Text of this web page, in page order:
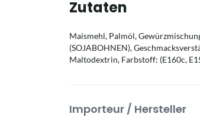
Zutaten
Maismehl, Palmöl,
(SOJABOHNEN),
Maltodextrin, Farbstoff: (E160c,
Importeur / Hersteller